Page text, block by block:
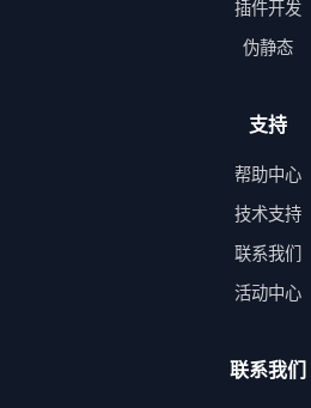
插件开发
伪静态
支持
帮助中心
技术支持
联系我们
活动中心
联系我们